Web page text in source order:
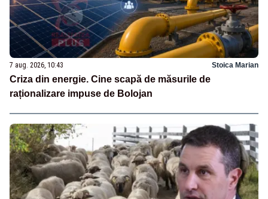
7 aug. 2026, 10:43 Stoica Marian
Criza din energie. Cine scapă de măsurile de
raționalizare impuse de Bolojan